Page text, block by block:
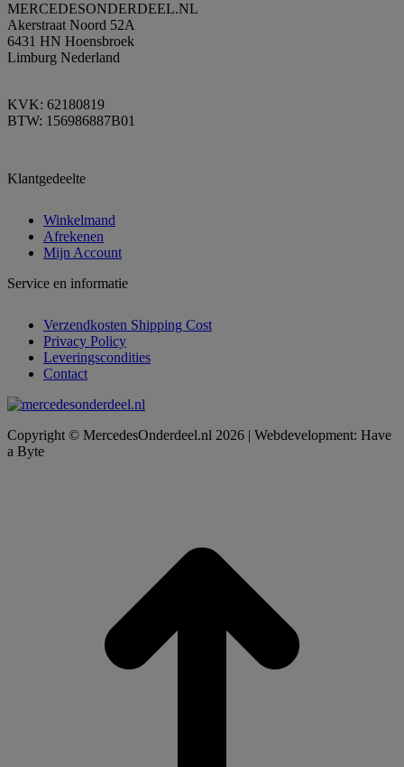
MERCEDESONDERDEEL.NL
Akerstraat Noord 52A
6431 HN Hoensbroek
Limburg Nederland
KVK: 62180819
BTW: 156986887B01
Klantgedeelte
Winkelmand
Afrekenen
Mijn Account
Service en informatie
Verzendkosten Shipping Cost
Privacy Policy
Leveringscondities
Contact
Copyright © MercedesOnderdeel.nl 2026 | Webdevelopment: Have
a Byte